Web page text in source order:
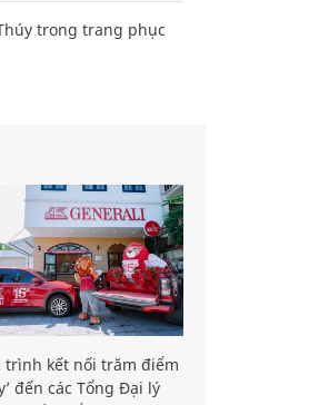
trong trang phục
trình kết nối trăm điểm
đến các Tổng Đại lý